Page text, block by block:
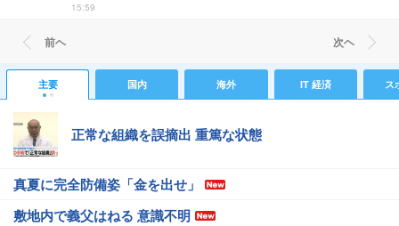
15:59
前ヘ 次ヘ
主要 国内 海外 IT 経済 ス
正常な組織を誤摘出 重篤な状態
真夏に完全防備姿「金を出せ」
敷地内で義父はねる 意識不明